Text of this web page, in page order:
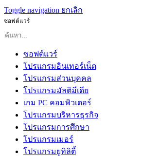
Toggle navigation ยกเลิก
ซอฟต์แวร์
ซอฟต์แวร์
โปรแกรมอินเทอร์เน็ต
โปรแกรมส่วนบุคคล
โปรแกรมมัลติมีเดีย
เกม PC คอมพิวเตอร์
โปรแกรมบริหารธุรกิจ
โปรแกรมการศึกษา
โปรแกรมเมอร์
โปรแกรมยูทิลิตี้